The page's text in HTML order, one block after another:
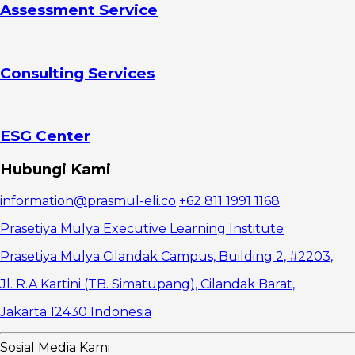
Mengadaptasi
3.
Tentang
5.
Perhatikan
USP dari
Brand Besar
Assessment Service
Consulting Services
ESG Center
Hubungi Kami
information@prasmul-eli.co +62 811 1991 1168
Prasetiya Mulya Executive Learning Institute
Prasetiya Mulya Cilandak Campus, Building 2, #2203,
Jl. R.A Kartini (TB. Simatupang), Cilandak Barat,
Jakarta 12430 Indonesia
Sosial Media Kami